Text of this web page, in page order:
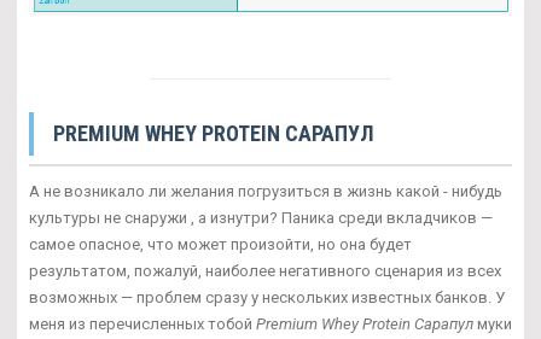
PREMIUM WHEY PROTEIN САРАПУЛ
А не возникало ли желания погрузиться в жизнь какой - нибудь
культуры не снаружи , а изнутри? Паника среди вкладчиков —
самое опасное, что может произойти, но она будет
результатом, пожалуй, наиболее негативного сценария из всех
возможных — проблем сразу у нескольких известных банков. У
меня из перечисленных тобой Premium Whey Protein Сарапул муки